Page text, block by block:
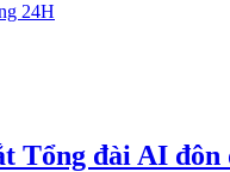
24H
Tổng đài AI đôn